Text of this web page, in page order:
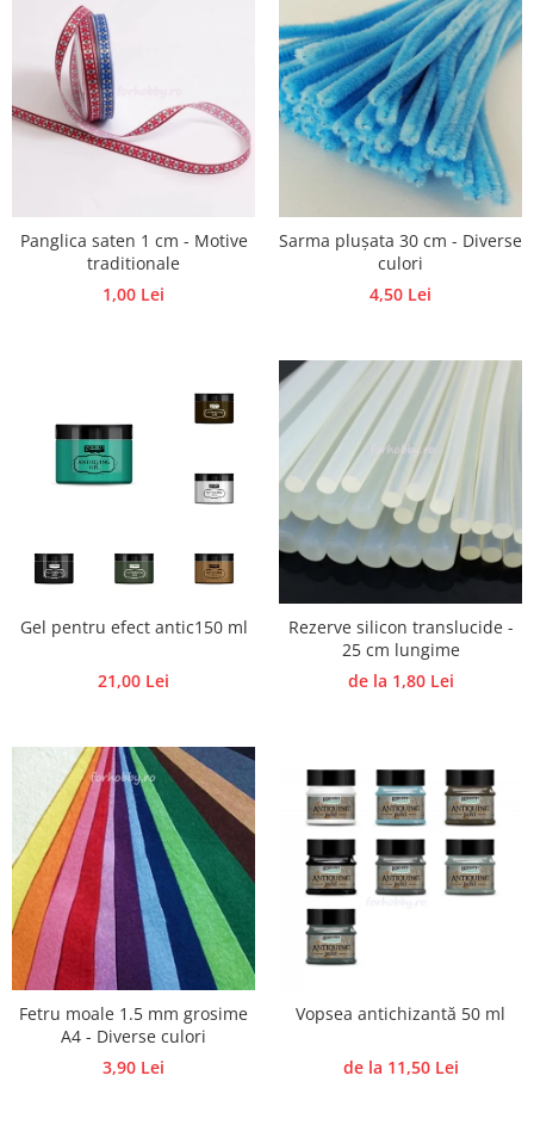
Traforaj, pirogravura
Ustensile
Polistiren
Ceramica
Accesorii floristica
Plante uscate
Materiale textile
Articole din bumbac
Forme pentru turnat ciocolata
Accesorii pictura pe fata
Panglica saten 1 cm - Motive
traditionale
1,00 Lei
Sarma plușata 30 cm - Diverse
culori
4,50 Lei
Gel pentru efect antic150 ml
21,00 Lei
Rezerve silicon translucide -
25 cm lungime
de la 1,80 Lei
Fetru moale 1.5 mm grosime
A4 - Diverse culori
3,90 Lei
Vopsea antichizantă 50 ml
de la 11,50 Lei